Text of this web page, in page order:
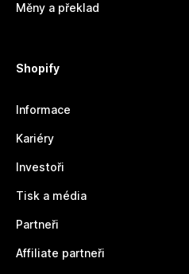
Měny a překlad
Shopify
Informace
Kariéry
Investoři
Tisk a média
Partneři
Affiliate partneři